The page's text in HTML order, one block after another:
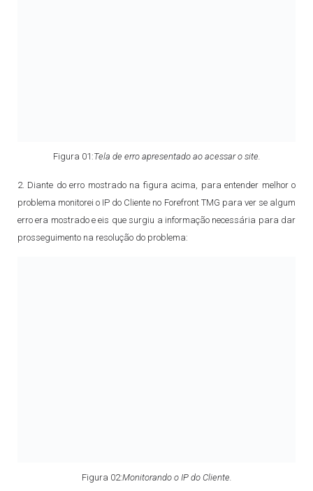
Figura 01:Tela de erro apresentado ao acessar o site.
2. Diante do erro mostrado na figura acima, para entender melhor o
problema monitorei o IP do Cliente no Forefront TMG para ver se algum
erro era mostrado e eis que surgiu a informação necessária para dar
prosseguimento na resolução do problema:
Figura 02:Monitorando o IP do Cliente.